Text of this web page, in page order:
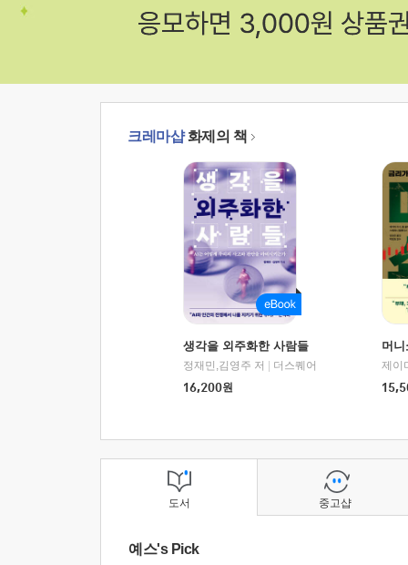
크레마샵화제의 책
생각을 외주화한 사람들
정재민,김영주 저
더스퀘어
16,200원
머
도서
예스's Pick
중고샵